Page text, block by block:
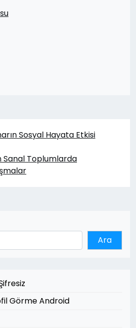
Sosyal Hayata Etkisi
Sanal Toplumlarda
Ara
Görme Android